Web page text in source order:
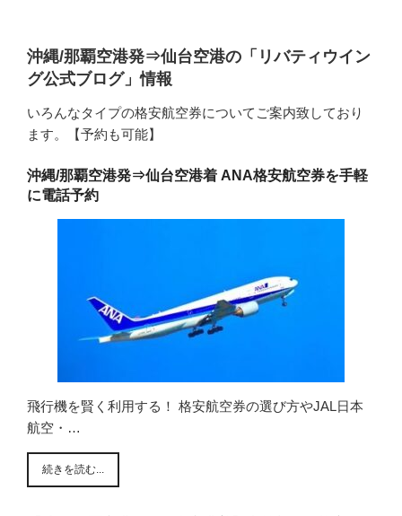
沖縄/那覇空港発⇒仙台空港の「リバティウイン
グ公式ブログ」情報
いろんなタイプの格安航空券についてご案内致しており
ます。【予約も可能】
沖縄/那覇空港発⇒仙台空港着 ANA格安航空券を手軽
に電話予約
飛行機を賢く利用する！ 格安航空券の選び方やJAL日本
航空・…
続きを読む...